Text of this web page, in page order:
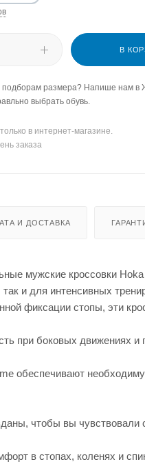
В
подборам размера? Напише нам в
выбрать обувь.
в интернет-магазине.
заказа
И ДОСТАВКА
мужские кроссовки
и для интенсивных
фиксации стопы, эти
при боковых движениях и
обеспечивают
чтобы вы чувствовали
в стопах, коленях и